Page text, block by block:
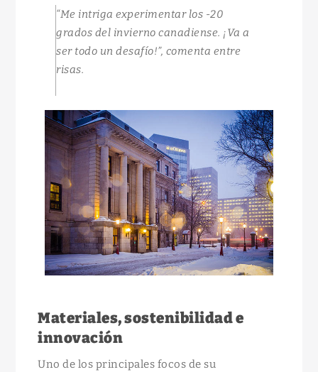
“Me intriga experimentar los -20
grados del invierno canadiense. ¡Va a
ser todo un desafío!”, comenta entre
risas.
Materiales, sostenibilidad e
innovación
Uno de los principales focos de su